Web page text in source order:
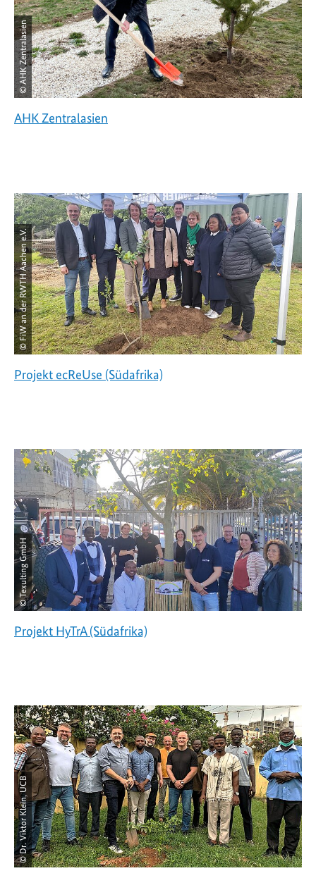
© AHK Zentralasien
AHK Zentralasien
© FiW an der RWTH Aachen e.V.
Projekt ecReUse (Südafrika)
© Texulting GmbH
Projekt HyTrA (Südafrika)
© Dr. Viktor Klein, UCB